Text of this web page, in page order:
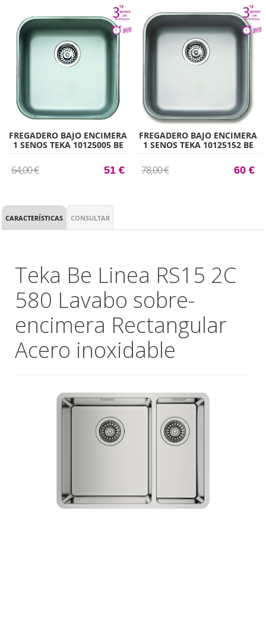
FREGADERO BAJO ENCIMERA
1 SENOS TEKA 10125005 BE
64,00 € 51 €
FREGADERO BAJO ENCIMERA
1 SENOS TEKA 10125152 BE
78,00 € 60 €
CARACTERÍSTICAS CONSULTAR